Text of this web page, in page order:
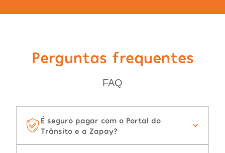
Perguntas frequentes
FAQ
É seguro pagar com o Portal do
Trânsito e a Zapay?